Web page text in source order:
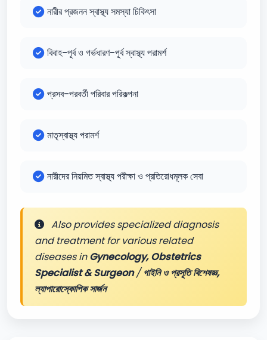
নারীর প্রজনন স্বাস্থ্য সমস্যা চিকিৎসা
বিবাহ-পূর্ব ও গর্ভধারণ-পূর্ব স্বাস্থ্য পরামর্শ
প্রসব-পরবর্তী পরিবার পরিকল্পনা
মাতৃস্বাস্থ্য পরামর্শ
নারীদের নিয়মিত স্বাস্থ্য পরীক্ষা ও প্রতিরোধমূলক সেবা
Also provides specialized diagnosis
and treatment for various related
diseases inGynecology, Obstetrics
Specialist & Surgeon/গাইনি ও প্রসূতি বিশেষজ্ঞ,
ল্যাপারোস্কোপিক সার্জন